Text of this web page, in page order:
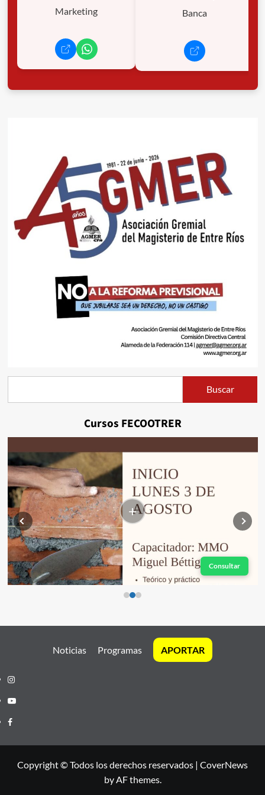
Marketing Banca
Buscar
Cursos FECOOTRER
+
Consultar
Noticias Programas APORTAR
Instagram
Youtube
Facebook
Copyright © Todos los derechos reservados | CoverNews
by AF themes.